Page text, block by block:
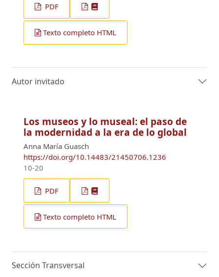
PDF
Texto completo HTML
Autor invitado
Los museos y lo museal: el paso de
la modernidad a la era de lo global
Anna María Guasch
https://doi.org/10.14483/21450706.1236
10-20
PDF
Texto completo HTML
Sección Transversal